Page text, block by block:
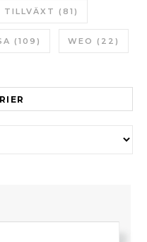
TILLVÄXT (81)
(109) WEO (22)